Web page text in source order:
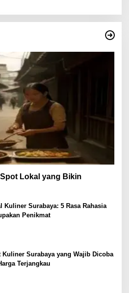
Lokal yang Bikin
Kuliner Surabaya: 5 Rasa Rahasia
Penikmat
Kuliner Surabaya yang Wajib Dicoba
Terjangkau